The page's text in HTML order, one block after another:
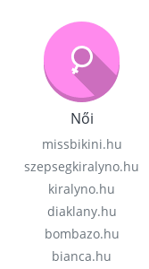
Női
missbikini.hu
szepsegkiralyno.hu
kiralyno.hu
diaklany.hu
bombazo.hu
bianca.hu